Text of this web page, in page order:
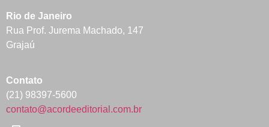
Rio de Janeiro
Rua Prof. Jurema Machado, 147
Grajaú
Contato
(21) 98397-5600
contato@acordeeditorial.com.br